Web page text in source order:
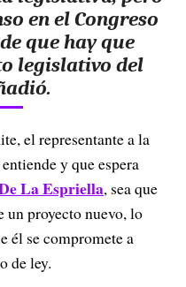
en el Congreso
que hay que
legislativo del
el representante a la
y que espera
La Espriella, sea que
un proyecto nuevo, lo
él se compromete a
de ley.